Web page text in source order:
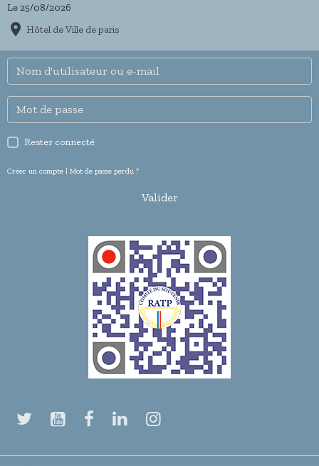
Le 25/08/2026
Hôtel de Ville de paris
Rester connecté
Créer un compte | Mot de passe perdu ?
Valider